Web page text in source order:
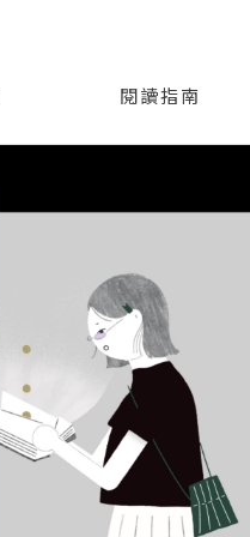
閱讀指南